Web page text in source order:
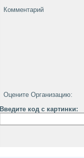
Комментарий
Оцените Организацию:
Введите код с картинки: